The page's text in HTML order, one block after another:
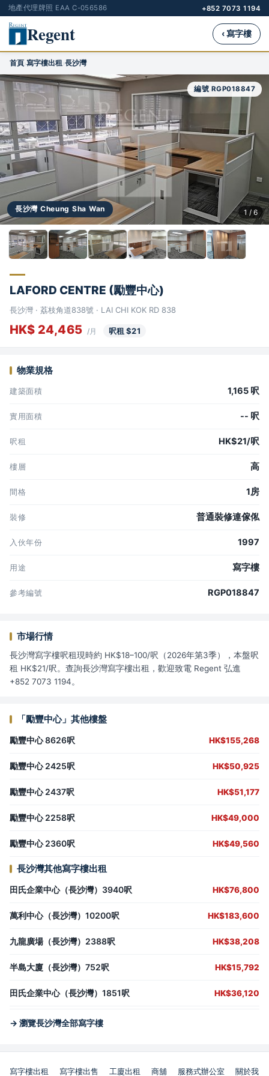
地產代理牌照 EAA C-056586 +852 7073 1194
Regent ‹ 寫字樓
首頁›寫字樓出租›長沙灣
長沙灣 Cheung Sha Wan
編號 RGP018847
1 / 6
LAFORD CENTRE (勵豐中心)
長沙灣 · 荔枝角道838號 · LAI CHI KOK RD 838
HK$ 24,465 /月 呎租 $21
物業規格
建築面積 1,165 呎
實用面積 -- 呎
呎租 HK$21/呎
樓層 高
間格 1房
裝修 普通裝修連傢俬
入伙年份 1997
用途 寫字樓
參考編號 RGP018847
市場行情
長沙灣寫字樓呎租現時約 HK$18–100/呎（2026年第3季），本盤呎
租 HK$21/呎。查詢長沙灣寫字樓出租，歡迎致電 Regent 弘進
+852 7073 1194。
「勵豐中心」其他樓盤
勵豐中心 8626呎 HK$155,268
勵豐中心 2425呎 HK$50,925
勵豐中心 2437呎 HK$51,177
勵豐中心 2258呎 HK$49,000
勵豐中心 2360呎 HK$49,560
長沙灣其他寫字樓出租
田氏企業中心（長沙灣）3940呎 HK$76,800
萬利中心（長沙灣）10200呎 HK$183,600
九龍廣場（長沙灣）2388呎 HK$38,208
半島大廈（長沙灣）752呎 HK$15,792
田氏企業中心（長沙灣）1851呎 HK$36,120
→ 瀏覽長沙灣全部寫字樓
寫字樓出租 寫字樓出售 工廈出租 商舖 服務式辦公室 關於我